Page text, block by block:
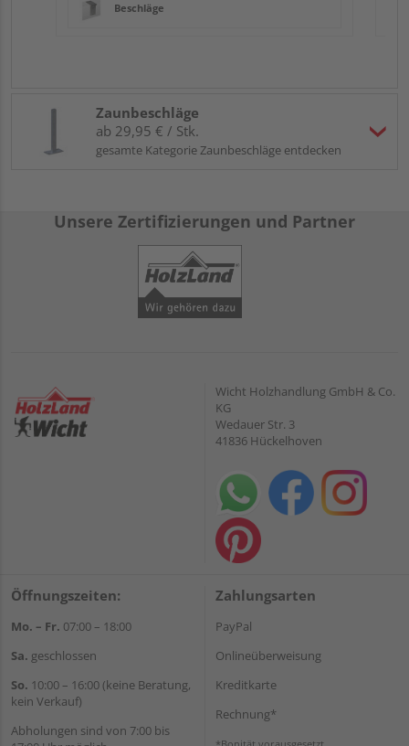
Beschläge
Zaunbeschläge
ab 29,95 € / Stk.
gesamte Kategorie Zaunbeschläge entdecken
Unsere Zertifizierungen und Partner
Wicht Holzhandlung GmbH & Co.
KG
Wedauer Str. 3
41836 Hückelhoven
Öffnungszeiten:
Mo. – Fr. 07:00 – 18:00
Sa. geschlossen
So. 10:00 – 16:00 (keine Beratung,
kein Verkauf)
Abholungen sind von 7:00 bis
Zahlungsarten
PayPal
Onlineüberweisung
Kreditkarte
Rechnung*